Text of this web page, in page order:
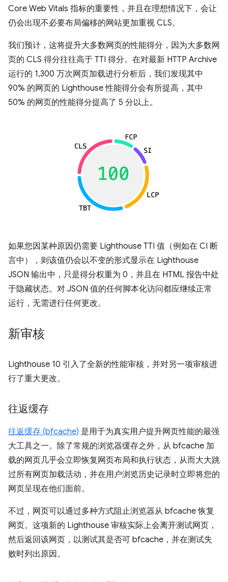
Core Web Vitals 指标的重要性，并且在理想情况下，会让
仍会出现不必要布局偏移的网站更加重视 CLS。
我们预计，这将提升大多数网页的性能得分，因为大多数网
页的 CLS 得分往往高于 TTI 得分。在对最新 HTTP Archive
运行的 1,300 万次网页加载进行分析后，我们发现其中
90% 的网页的 Lighthouse 性能得分会有所提高，其中
50% 的网页的性能得分提高了 5 分以上。
如果您因某种原因仍需要 Lighthouse TTI 值（例如在 CI 断
言中），则该值仍会以不变的形式显示在 Lighthouse
JSON 输出中，只是得分权重为 0，并且在 HTML 报告中处
于隐藏状态。对 JSON 值的任何脚本化访问都应继续正常
运行，无需进行任何更改。
新审核
Lighthouse 10 引入了全新的性能审核，并对另一项审核进
行了重大更改。
往返缓存
往返缓存 (bfcache) 是用于为真实用户提升网页性能的最强
大工具之一。除了常规的浏览器缓存之外，从 bfcache 加
载的网页几乎会立即恢复网页布局和执行状态，从而大大跳
过所有网页加载活动，并在用户浏览历史记录时立即将您的
网页呈现在他们面前。
不过，网页可以通过多种方式阻止浏览器从 bfcache 恢复
网页。这项新的 Lighthouse 审核实际上会离开测试网页，
然后返回该网页，以测试其是否可 bfcache，并在测试失
败时列出原因。